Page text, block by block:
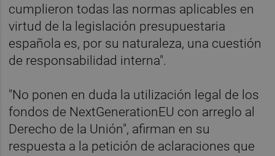
cumplieron todas las normas aplicables en
virtud de la legislación presupuestaria
española es, por su naturaleza, una cuestión
de responsabilidad interna".
"No ponen en duda la utilización legal de los
fondos de NextGenerationEU con arreglo al
Derecho de la Unión", afirman en su
respuesta a la petición de aclaraciones que